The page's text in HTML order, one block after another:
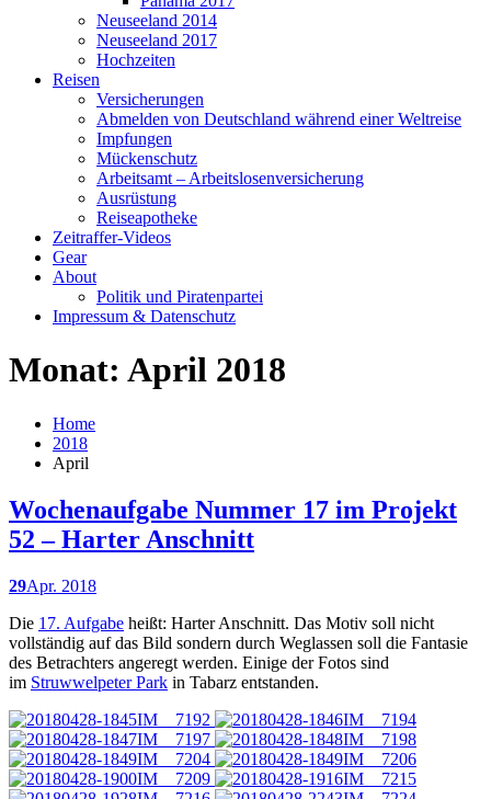
Neuseeland 2014
Neuseeland 2017
Hochzeiten
Reisen
Versicherungen
Abmelden von Deutschland während einer Weltreise
Impfungen
Mückenschutz
Arbeitsamt – Arbeitslosenversicherung
Ausrüstung
Reiseapotheke
Zeitraffer-Videos
Gear
About
Politik und Piratenpartei
Impressum & Datenschutz
Monat: April 2018
Home
2018
April
Wochenaufgabe Nummer 17 im Projekt
52 – Harter Anschnitt
29Apr. 2018
Die 17. Aufgabe heißt: Harter Anschnitt. Das Motiv soll nicht
vollständig auf das Bild sondern durch Weglassen soll die Fantasie
des Betrachters angeregt werden. Einige der Fotos sind
im Struwwelpeter Park in Tabarz entstanden.